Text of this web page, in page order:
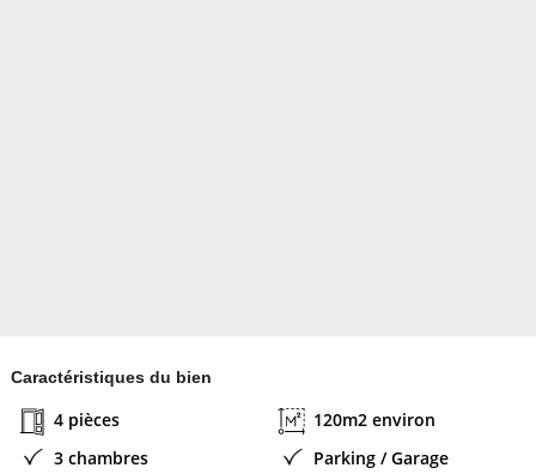
- fibre
Caractéristiques du bien
4 pièces
120m2 environ
3 chambres
Parking / Garage